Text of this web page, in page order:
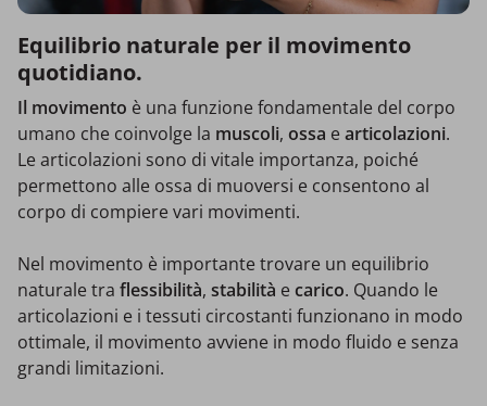
Equilibrio naturale per il movimento
quotidiano.
Il movimento è una funzione fondamentale del corpo
umano che coinvolge la muscoli, ossa e articolazioni.
Le articolazioni sono di vitale importanza, poiché
permettono alle ossa di muoversi e consentono al
corpo di compiere vari movimenti.
Nel movimento è importante trovare un equilibrio
naturale tra flessibilità, stabilità e carico. Quando le
articolazioni e i tessuti circostanti funzionano in modo
ottimale, il movimento avviene in modo fluido e senza
grandi limitazioni.